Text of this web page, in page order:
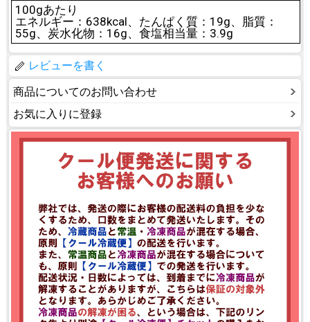
100gあたり
エネルギー：638kcal、たんぱく質：19g、脂質：
55g、炭水化物：16g、食塩相当量：3.9g
レビューを書く
商品についてのお問い合わせ
お気に入りに登録